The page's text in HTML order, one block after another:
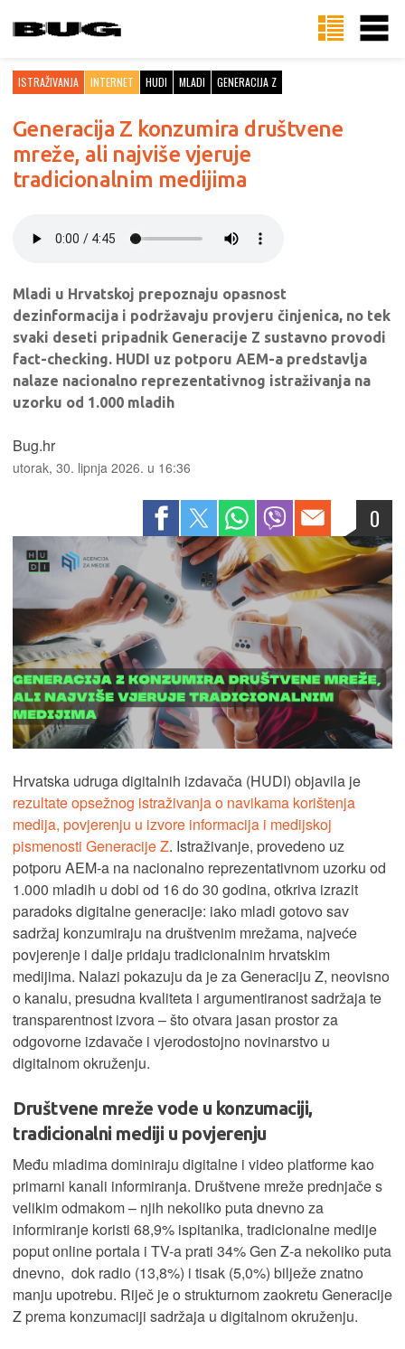
ISTRAŽIVANJA INTERNET HUDI MLADI GENERACIJA Z
Generacija Z konzumira društvene
mreže, ali najviše vjeruje
tradicionalnim medijima
Mladi u Hrvatskoj prepoznaju opasnost
dezinformacija i podržavaju provjeru činjenica, no tek
svaki deseti pripadnik Generacije Z sustavno provodi
fact-checking. HUDI uz potporu AEM-a predstavlja
nalaze nacionalno reprezentativnog istraživanja na
uzorku od 1.000 mladih
Bug.hr
utorak, 30. lipnja 2026. u 16:36
0
Hrvatska udruga digitalnih izdavača (HUDI) objavila je
rezultate opsežnog istraživanja o navikama korištenja
medija, povjerenju u izvore informacija i medijskoj
pismenosti Generacije Z. Istraživanje, provedeno uz
potporu AEM-a na nacionalno reprezentativnom uzorku od
1.000 mladih u dobi od 16 do 30 godina, otkriva izrazit
paradoks digitalne generacije: iako mladi gotovo sav
sadržaj konzumiraju na društvenim mrežama, najveće
povjerenje i dalje pridaju tradicionalnim hrvatskim
medijima. Nalazi pokazuju da je za Generaciju Z, neovisno
o kanalu, presudna kvaliteta i argumentiranost sadržaja te
transparentnost izvora – što otvara jasan prostor za
odgovorne izdavače i vjerodostojno novinarstvo u
digitalnom okruženju.
Društvene mreže vode u konzumaciji,
tradicionalni mediji u povjerenju
Među mladima dominiraju digitalne i video platforme kao
primarni kanali informiranja. Društvene mreže prednjače s
velikim odmakom – njih nekoliko puta dnevno za
informiranje koristi 68,9% ispitanika, tradicionalne medije
poput online portala i TV-a prati 34% Gen Z-a nekoliko puta
dnevno, dok radio (13,8%) i tisak (5,0%) bilježe znatno
manju upotrebu. Riječ je o strukturnom zaokretu Generacije
Z prema konzumaciji sadržaja u digitalnom okruženju.